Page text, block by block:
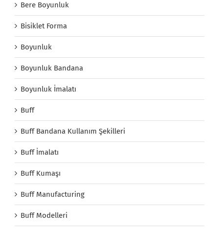
Bere Boyunluk
Bisiklet Forma
Boyunluk
Boyunluk Bandana
Boyunluk İmalatı
Buff
Buff Bandana Kullanım Şekilleri
Buff İmalatı
Buff Kumaşı
Buff Manufacturing
Buff Modelleri